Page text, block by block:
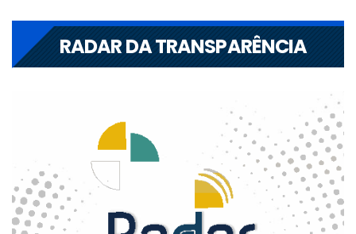
RADAR DA TRANSPARÊNCIA